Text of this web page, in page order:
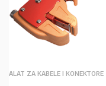
ALAT ZA KABELE I KONEKTORE